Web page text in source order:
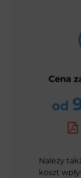
Cena
od
Należy
koszt